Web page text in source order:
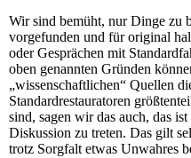
Wir sind bemüht, nur Dinge zu
vorgefunden und für original
oder Gesprächen mit
oben genannten Gründen
„wissenschaftlichen“ Quellen
Standardrestauratoren
sind, sagen wir das auch, das
Diskussion zu treten. Das gilt
trotz Sorgfalt etwas Unwahres